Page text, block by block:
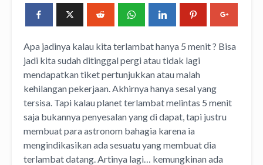
Apa jadinya kalau kita terlambat hanya 5 menit ? Bisa
jadi kita sudah ditinggal pergi atau tidak lagi
mendapatkan tiket pertunjukkan atau malah
kehilangan pekerjaan. Akhirnya hanya sesal yang
tersisa. Tapi kalau planet terlambat melintas 5 menit
saja bukannya penyesalan yang di dapat, tapi justru
membuat para astronom bahagia karena ia
mengindikasikan ada sesuatu yang membuat dia
terlambat datang. Artinya lagi… kemungkinan ada